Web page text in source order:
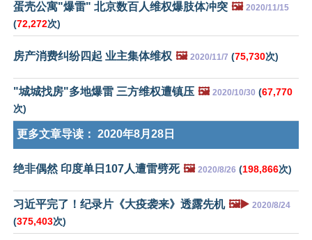
蛋壳公寓"爆雷" 北京数百人维权爆肢体冲突 🖼️ 2020/11/15
(72,272次)
房产消费纠纷四起 业主集体维权 🖼️ 2020/11/7 (75,730次)
"城城找房"多地爆雷 三方维权遭镇压 🖼️ 2020/10/30 (67,770
次)
更多文章导读： 2020年8月28日
绝非偶然 印度单日107人遭雷劈死 🖼️ 2020/8/26 (198,866次)
习近平完了！纪录片《大疫袭来》透露先机 🖼️▶️ 2020/8/24
(375,403次)